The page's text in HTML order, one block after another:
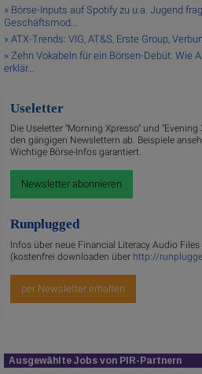
» Börse-Inputs auf Spotify zu u.a. Jugend
Geschäftsmod...
» ATX-Trends: VIG, AT&S, Erste Group,
» Zehn Vokabeln für ein Börsen-Debüt: Wie
erklär...
Useletter
Die Useletter "Morning Xpresso" und
den gängigen Newslettern ab. Beispiele
Wichtige Börse-Infos garantiert.
Newsletter abonnieren
Runplugged
Infos über neue Financial Literacy Audio
(kostenfrei downloaden über http://
per Newsletter erhalten
Ausgewählte Jobs von PIR-Partnern